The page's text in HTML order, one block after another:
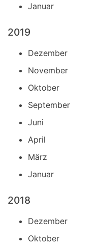
Januar
2019
Dezember
November
Oktober
September
Juni
April
März
Januar
2018
Dezember
Oktober